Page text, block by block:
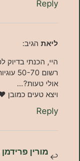
הגיב:
טעות?…
טעים כמובן ♥️
פרידמן סייג הגיב: